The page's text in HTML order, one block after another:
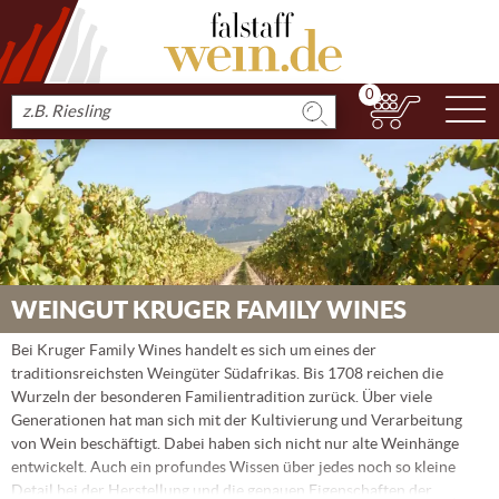
Produkt
suchen
0
WEINGUT KRUGER FAMILY WINES
Bei Kruger Family Wines handelt es sich um eines der
traditionsreichsten Weingüter Südafrikas. Bis 1708 reichen die
Wurzeln der besonderen Familientradition zurück. Über viele
Generationen hat man sich mit der Kultivierung und Verarbeitung
von Wein beschäftigt. Dabei haben sich nicht nur alte Weinhänge
entwickelt. Auch ein profundes Wissen über jedes noch so kleine
Detail bei der Herstellung und die genauen Eigenschaften der